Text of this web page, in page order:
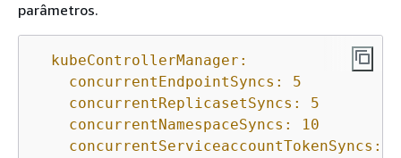
parâmetros.
kubeControllerManager:
concurrentEndpointSyncs:
5
concurrentReplicasetSyncs:
5
concurrentNamespaceSyncs:
10
concurrentServiceaccountTokenSyncs: